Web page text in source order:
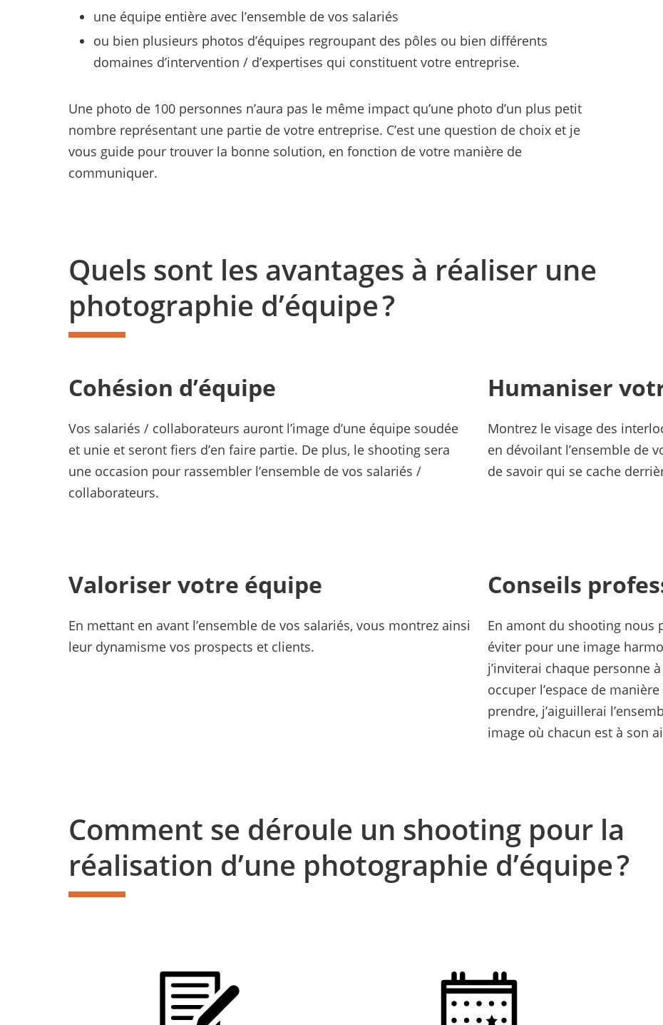
une équipe entière avec l’ensemble de vos salariés
ou bien plusieurs photos d’équipes regroupant des pôles ou bien différents
domaines d’intervention / d’expertises qui constituent votre entreprise.
Une photo de 100 personnes n’aura pas le même impact qu’une photo d’un plus petit
nombre représentant une partie de votre entreprise. C’est une question de choix et je
vous guide pour trouver la bonne solution, en fonction de votre manière de
communiquer.
Quels sont les avantages à réaliser une
photographie d’équipe ?
Cohésion d’équipe
Vos salariés / collaborateurs auront l’image d’une équipe soudée
et unie et seront fiers d’en faire partie. De plus, le shooting sera
une occasion pour rassembler l’ensemble de vos salariés /
collaborateurs.
Humaniser
Montrez le visage des
en dévoilant l’ensemble de
de savoir qui se cache
Valoriser votre équipe
En mettant en avant l’ensemble de vos salariés, vous montrez ainsi
leur dynamisme vos prospects et clients.
Conseils
En amont du shooting nous
éviter pour une image
j’inviterai chaque personne
occuper l’espace de
prendre, j’aiguillerai
image où chacun est à son
Comment se déroule un shooting pour la
réalisation d’une photographie d’équipe ?